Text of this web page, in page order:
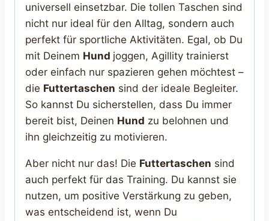
universell einsetzbar. Die tollen Taschen sind
nicht nur ideal für den Alltag, sondern auch
perfekt für sportliche Aktivitäten. Egal, ob Du
mit Deinem Hund joggen, Agillity trainierst
oder einfach nur spazieren gehen möchtest –
die Futtertaschen sind der ideale Begleiter.
So kannst Du sicherstellen, dass Du immer
bereit bist, Deinen Hund zu belohnen und
ihn gleichzeitig zu motivieren.
Aber nicht nur das! Die Futtertaschen sind
auch perfekt für das Training. Du kannst sie
nutzen, um positive Verstärkung zu geben,
was entscheidend ist, wenn Du